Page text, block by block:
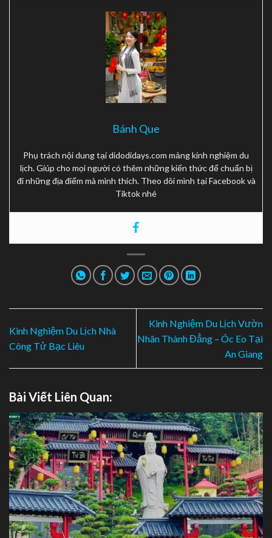
Bánh Que
Phụ trách nội dung tại didodidays.com mảng kinh nghiệm du
lịch. Giúp cho mọi người có thêm những kiến thức để chuẩn bị
đi những địa điểm mà mình thích. Theo dõi mình tại Facebook và
Tiktok nhé
Kinh Nghiệm Du Lịch Nhà
Công Tử Bạc Liêu
Kinh Nghiệm Du Lịch Vườn
Nhãn Thành Đẳng – Óc Eo Tại
An Giang
Bài Viết Liên Quan: